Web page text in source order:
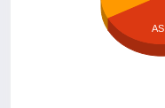
AS